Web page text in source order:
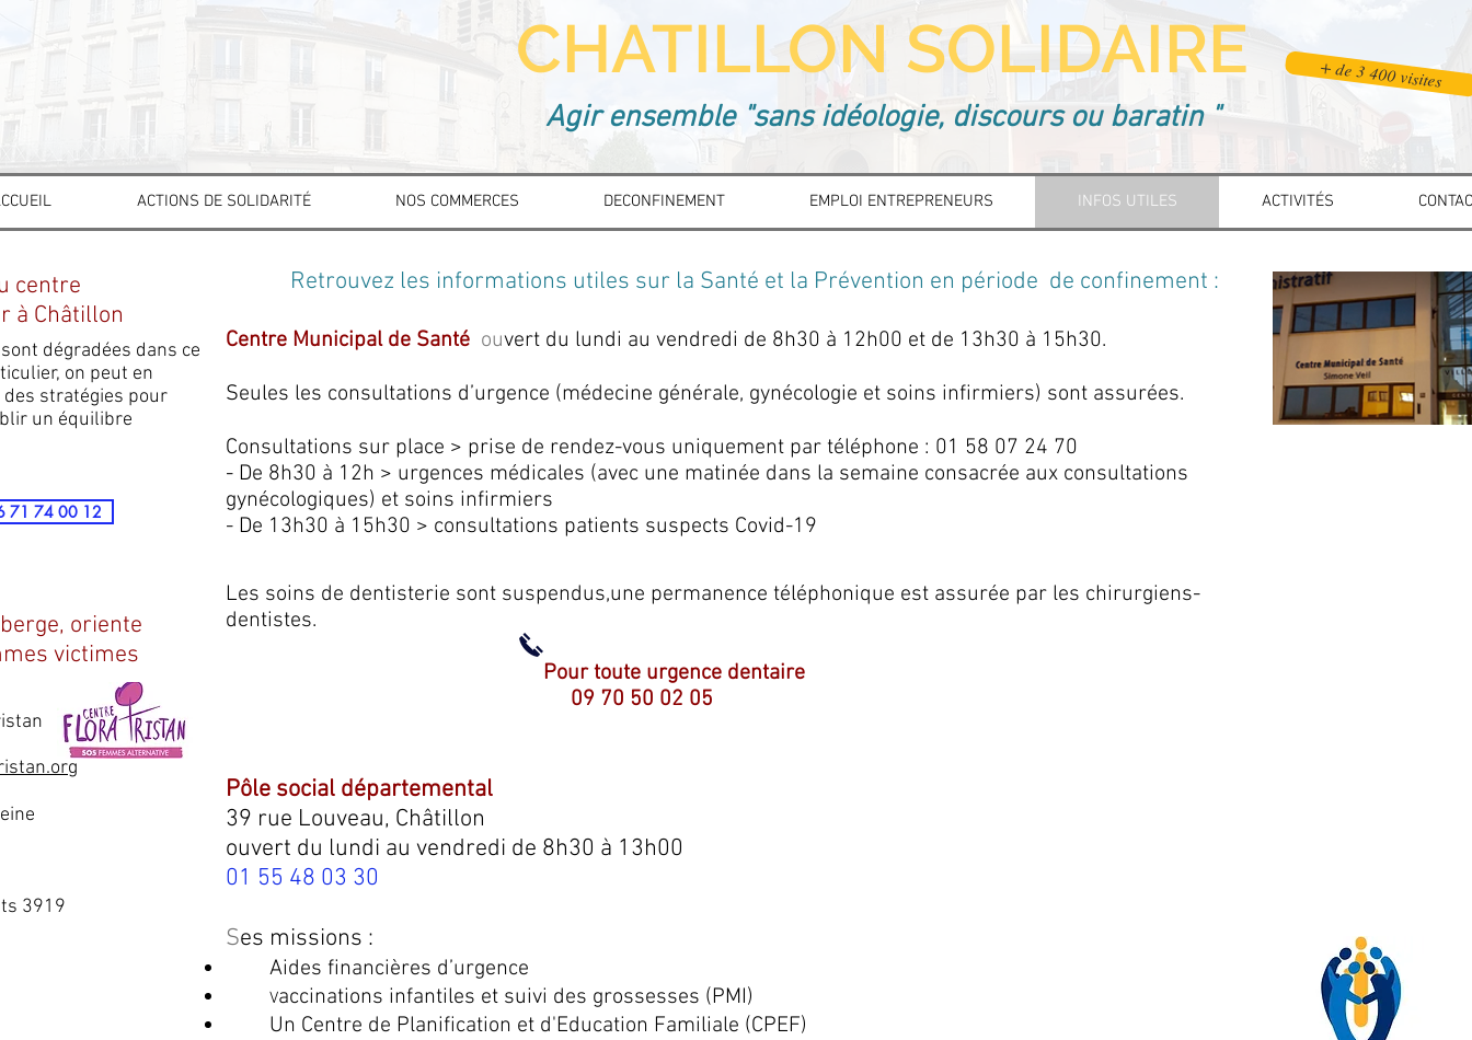
CHATILLON SOLIDAIRE
Agir ensemble "sans idéologie, discours ou baratin "
+ de 3 400 visites
ACTIONS DE SOLIDARITÉ NOS COMMERCES DECONFINEMENT EMPLOI ENTREPRENEURS INFOS UTILES ACTIVITÉS
centre
à Châtillon
dégradées dans ce
on peut en
stratégies pour
un équilibre
71 74 00 12
oriente
victimes
3919
Retrouvez les informations utiles sur la Santé et la Prévention en période de confinement :
Centre Municipal de Santé ouvert du lundi au vendredi de 8h30 à 12h00 et de 13h30 à 15h30.
Seules les consultations d’urgence (médecine générale, gynécologie et soins infirmiers) sont assurées.
Consultations sur place > prise de rendez-vous uniquement par téléphone : 01 58 07 24 70
- De 8h30 à 12h > urgences médicales (avec une matinée dans la semaine consacrée aux consultations
gynécologiques) et soins infirmiers
- De 13h30 à 15h30 > consultations patients suspects Covid-19
Les soins de dentisterie sont suspendus,une permanence téléphonique est assurée par les chirurgiens-
dentistes.
Pour toute urgence dentaire
09 70 50 02 05
Pôle social départemental
39 rue Louveau, Châtillon
ouvert du lundi au vendredi de 8h30 à 13h00
01 55 48 03 30
Ses missions :
Aides financières d’urgence
Vaccinations infantiles et suivi des grossesses (PMI)
Un Centre de Planification et d'Education Familiale (CPEF)